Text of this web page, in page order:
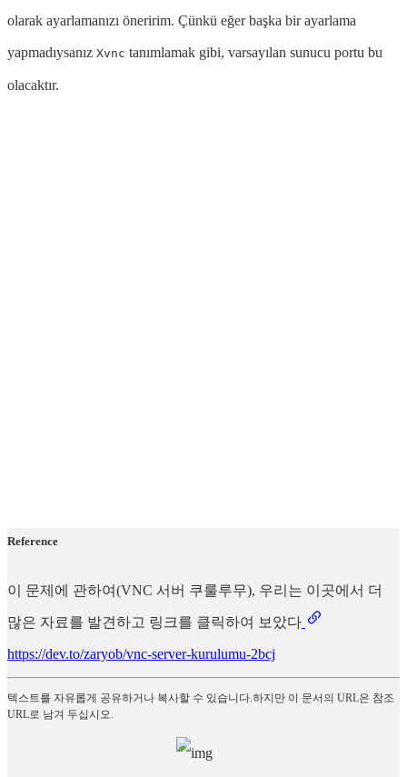
olarak ayarlamanızı öneririm. Çünkü eğer başka bir ayarlama
yapmadıysanız Xvnc tanımlamak gibi, varsayılan sunucu portu bu
olacaktır.
Reference
이 문제에 관하여(VNC 서버 쿠룰루무), 우리는 이곳에서 더
많은 자료를 발견하고 링크를 클릭하여 보았다
https://dev.to/zaryob/vnc-server-kurulumu-2bcj
텍스트를 자유롭게 공유하거나 복사할 수 있습니다.하지만 이 문서의 URL은 참조
URL로 남겨 두십시오.